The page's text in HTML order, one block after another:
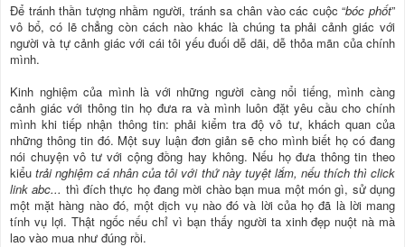
Để tránh thần tượng nhầm người, tránh sa chân vào các cuộc “bóc phốt”
vô bổ, có lẽ chẳng còn cách nào khác là chúng ta phải cảnh giác với
người và tự cảnh giác với cái tôi yếu đuối dễ dãi, dễ thỏa mãn của chính
mình.
Kinh nghiệm của mình là với những người càng nổi tiếng, mình càng
cảnh giác với thông tin họ đưa ra và mình luôn đặt yêu cầu cho chính
mình khi tiếp nhận thông tin: phải kiểm tra độ vô tư, khách quan của
những thông tin đó. Một suy luận đơn giản sẽ cho mình biết họ có đang
nói chuyện vô tư với cộng đồng hay không. Nếu họ đưa thông tin theo
kiểutrải nghiệm cá nhân của tôi với thứ này tuyệt lắm, nếu thích thì click
link abc... thì đích thực họ đang mời chào bạn mua một món gì, sử dụng
một mặt hàng nào đó, một dịch vụ nào đó và lời của họ đã là lời mang
tính vụ lợi. Thật ngốc nếu chỉ vì bạn thấy người ta xinh đẹp nuột nà mà
lao vào mua như đúng rồi.